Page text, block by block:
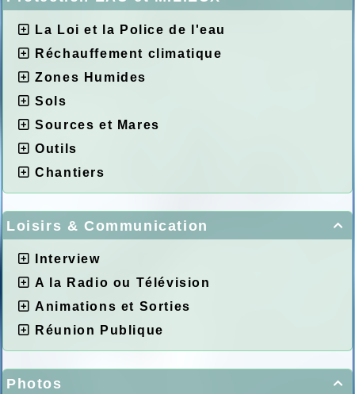
La Loi et la Police de l'eau
Réchauffement climatique
Zones Humides
Sols
Sources et Mares
Outils
Chantiers

Loisirs & Communication
Interview
A la Radio ou Télévision
Animations et Sorties
Réunion Publique

Photos